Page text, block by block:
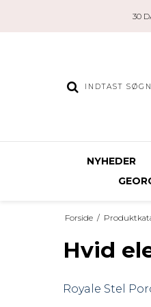
30
NYHEDER
Forside /
Hvid
Royale Stel